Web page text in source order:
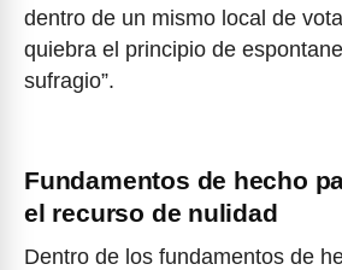
dentro de un mismo local de
quiebra el principio de
sufragio”.
Fundamentos de hecho
el recurso de nulidad
Dentro de los fundamentos de